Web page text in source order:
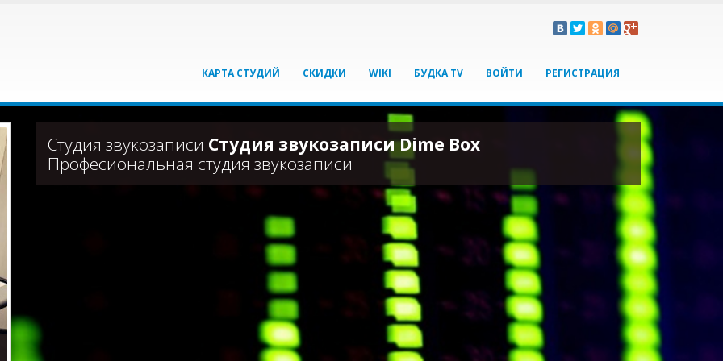
КАРТА СТУДИЙ СКИДКИ WIKI БУДКА TV ВОЙТИ РЕГИСТРАЦИЯ
Студия звукозаписи Студия звукозаписи Dime Box
Професиональная студия звукозаписи